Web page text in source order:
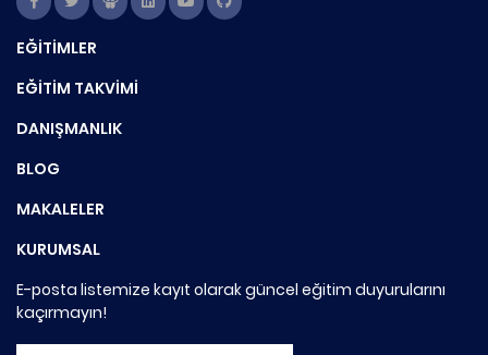
EĞİTİMLER
EĞİTİM TAKVİMİ
DANIŞMANLIK
BLOG
MAKALELER
KURUMSAL
E-posta listemize kayıt olarak güncel eğitim duyurularını
kaçırmayın!